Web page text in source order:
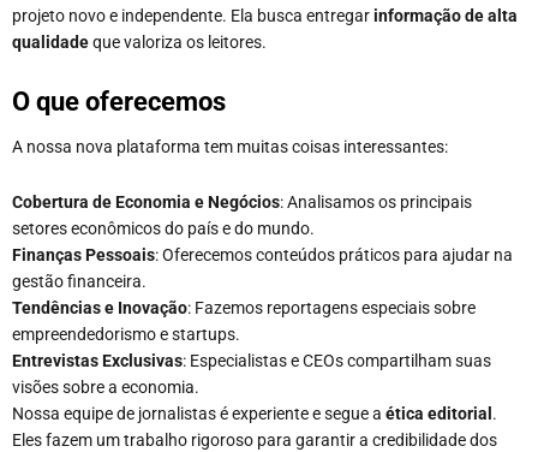
projeto novo e independente. Ela busca entregarinformação de alta
qualidadeque valoriza os leitores.
O que oferecemos
A nossa nova plataforma tem muitas coisas interessantes:
Cobertura de Economia e Negócios: Analisamos os principais
setores econômicos do país e do mundo.
Finanças Pessoais: Oferecemos conteúdos práticos para ajudar na
gestão financeira.
Tendências e Inovação: Fazemos reportagens especiais sobre
empreendedorismo e startups.
Entrevistas Exclusivas: Especialistas e CEOs compartilham suas
visões sobre a economia.
Nossa equipe de jornalistas é experiente e segue a ética editorial .
Eles fazem um trabalho rigoroso para garantir a credibilidade dos